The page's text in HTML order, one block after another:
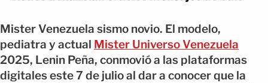
Mister Venezuela sismo novio. El modelo,
pediatra y actual Mister Universo Venezuela
2025, Lenin Peña, conmovió a las plataformas
digitales este 7 de julio al dar a conocer que la